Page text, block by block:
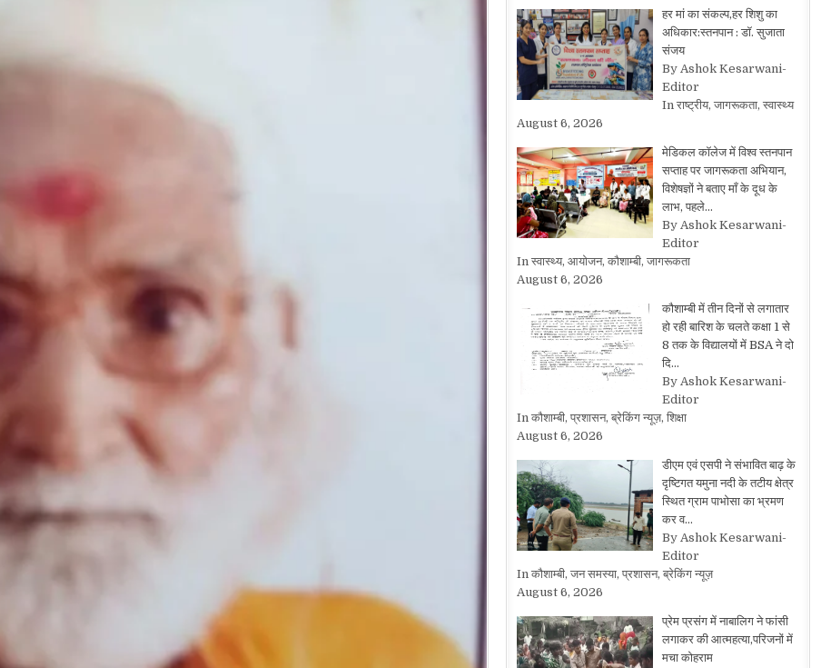
हर मां का संकल्प,हर शिशु का
अधिकार:स्तनपान : डॉ. सुजाता
संजय
By Ashok Kesarwani-
Editor
In राष्ट्रीय, जागरूकता, स्वास्थ्य
August 6, 2026
मेडिकल कॉलेज में विश्व स्तनपान
सप्ताह पर जागरूकता अभियान,
विशेषज्ञों ने बताए माँ के दूध के
लाभ, पहले…
By Ashok Kesarwani-
Editor
In स्वास्थ्य, आयोजन, कौशाम्बी, जागरूकता
August 6, 2026
कौशाम्बी में तीन दिनों से लगातार
हो रही बारिश के चलते कक्षा 1 से
8 तक के विद्यालयों में BSA ने दो
दि…
By Ashok Kesarwani-
Editor
In कौशाम्बी, प्रशासन, ब्रेकिंग न्यूज़, शिक्षा
August 6, 2026
डीएम एवं एसपी ने संभावित बाढ़ के
दृष्टिगत यमुना नदी के तटीय क्षेत्र
स्थित ग्राम पाभोसा का भ्रमण
कर व…
By Ashok Kesarwani-
Editor
In कौशाम्बी, जन समस्या, प्रशासन, ब्रेकिंग न्यूज़
August 6, 2026
प्रेम प्रसंग में नाबालिग ने फांसी
लगाकर की आत्महत्या,परिजनों में
मचा कोहराम